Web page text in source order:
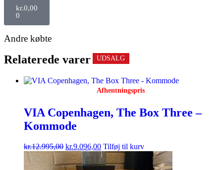
kr.0,00
0
Andre købte
Relaterede varer UDSALG
Afhentningspris
VIA Copenhagen, The Box Three –
Kommode
kr.12.995,00 kr.9.096,00 Tilføj til kurv
UDSALG
UDSALG
UDSALG
UDSALG
UDSALG